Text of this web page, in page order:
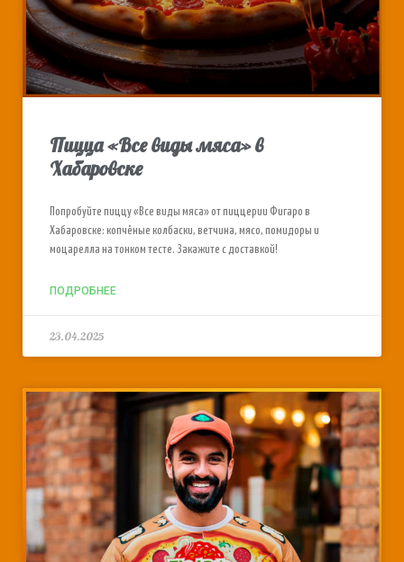
Пицца «Все виды мяса» в
Хабаровске
Попробуйте пиццу «Все виды мяса» от пиццерии Фигаро в
Хабаровске: копчёные колбаски, ветчина, мясо, помидоры и
моцарелла на тонком тесте. Закажите с доставкой!
ПОДРОБНЕЕ
23.04.2025